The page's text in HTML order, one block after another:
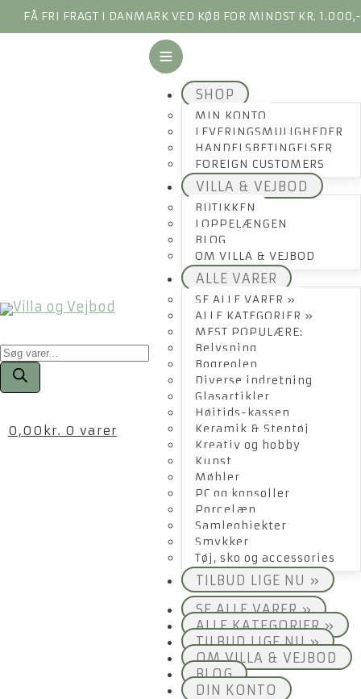
FÅ FRI FRAGT I DANMARK VED KØB FOR MINDST KR. 1.000,-
Products
search
0,00 kr. 0 varer
SHOP
MIN KONTO
LEVERINGSMULIGHEDER
HANDELSBETINGELSER
FOREIGN CUSTOMERS
VILLA & VEJBOD
BUTIKKEN
LOPPELÆNGEN
BLOG
OM VILLA & VEJBOD
ALLE VARER
SE ALLE VARER »
ALLE KATEGORIER »
MEST POPULÆRE:
Belysning
Bogreolen
Diverse indretning
Glasartikler
Højtids-kassen
Keramik & Stentøj
Kreativ og hobby
Kunst
Møbler
PC og konsoller
Porcelæn
Samleobjekter
Smykker
Tøj, sko og accessories
TILBUD LIGE NU »
SE ALLE VARER »
ALLE KATEGORIER »
TILBUD LIGE NU »
OM VILLA & VEJBOD
BLOG
DIN KONTO